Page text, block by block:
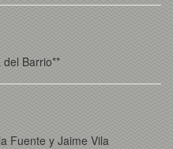
Barrio**
Fuente y Jaime Vila